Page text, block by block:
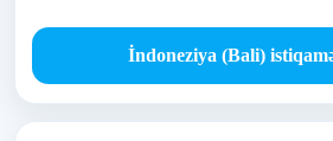
İndoneziya (Bali)